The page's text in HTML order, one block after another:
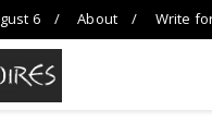
6 About Write